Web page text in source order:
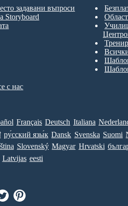
задавани въпроси
Storyboard
с нас
Français Deutsch Italiana
ру́сский язы́к Dansk Svenska Suomi
Slovenský Magyar Hrvatski
Latvijas eesti